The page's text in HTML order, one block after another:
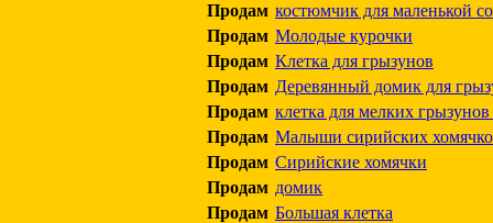
Продам костюмчик для маленькой
Продам Молодые курочки
Продам Клетка для грызунов
Продам Деревянный домик для
Продам клетка для мелких
Продам Малыши сирийских
Продам Сирийские хомячки
Продам домик
Продам Большая клетка